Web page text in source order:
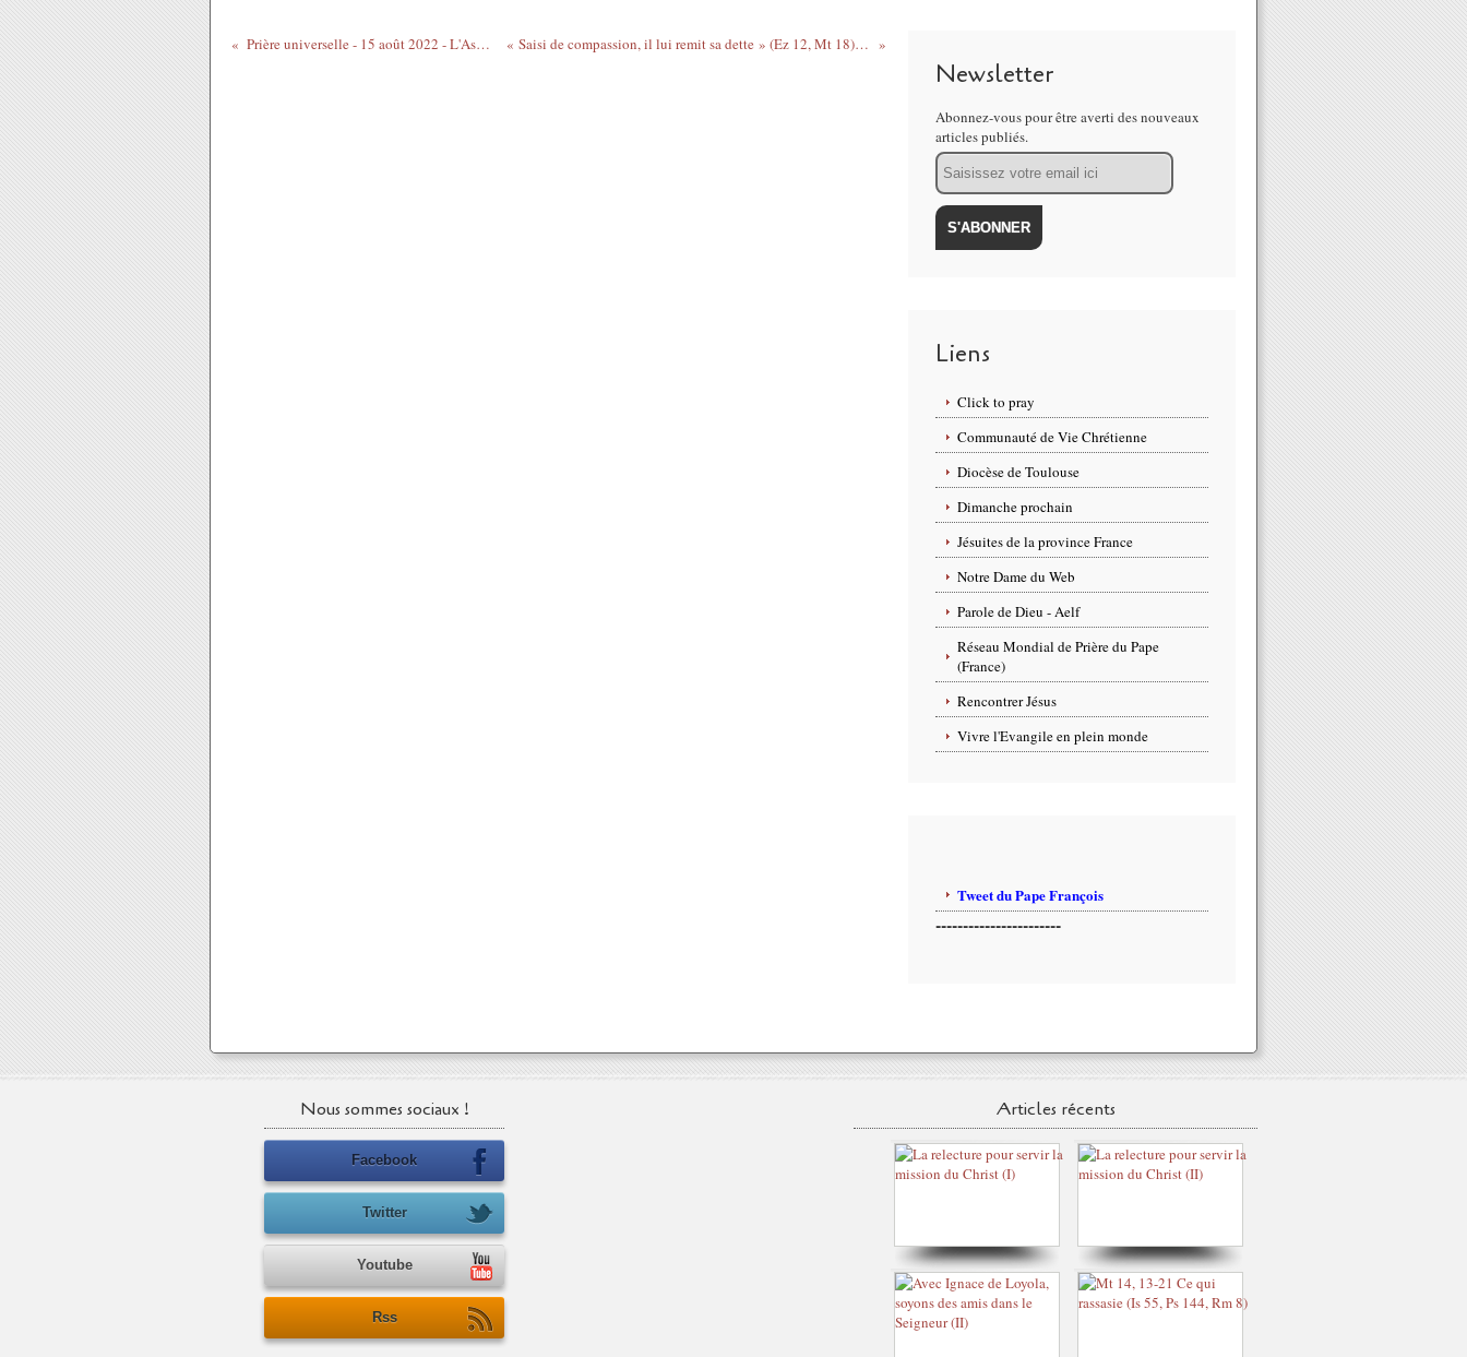
Prière universelle - 15 août 2022 - L'Assomption de la Vierge Marie « Saisi de compassion, il lui remit sa dette » (Ez 12, Mt 18) - Jeudi, 19e semaine du temps ordinaire
Newsletter
Abonnez-vous pour être averti des nouveaux
articles publiés.
Email
Liens
Click to pray
Communauté de Vie Chrétienne
Diocèse de Toulouse
Dimanche prochain
Jésuites de la province France
Notre Dame du Web
Parole de Dieu - Aelf
Réseau Mondial de Prière du Pape
(France)
Rencontrer Jésus
Vivre l'Evangile en plein monde
Tweet du Pape François
-----------------------
Nous sommes sociaux !
Facebook
Twitter
Youtube
Rss
Articles récents